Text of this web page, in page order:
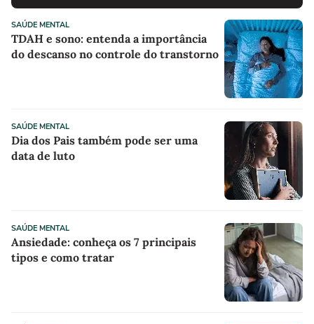
SAÚDE MENTAL
TDAH e sono: entenda a importância
do descanso no controle do transtorno
SAÚDE MENTAL
Dia dos Pais também pode ser uma
data de luto
SAÚDE MENTAL
Ansiedade: conheça os 7 principais
tipos e como tratar